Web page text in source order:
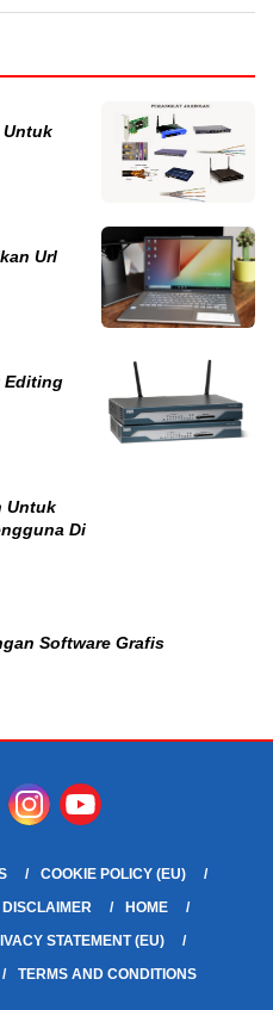
Untuk
Url
Editing
Untuk
Di
Software Grafis
COOKIE POLICY (EU)
DISCLAIMER
HOME
STATEMENT (EU)
TERMS AND CONDITIONS